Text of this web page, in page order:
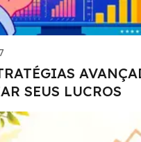
SEUS LUCROS